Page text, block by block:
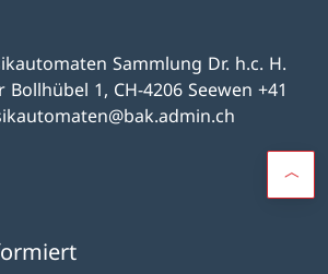
Sammlung Dr. h.c. H.
Bollhübel 1, CH-4206 Seewen +41